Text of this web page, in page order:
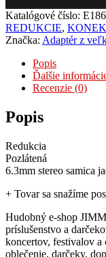
Katalógové číslo:
REDUKCIE,
Značka: Adaptér z
Popis
Ďalšie
Recenzie (0)
Popis
Redukcia
Pozlátená
6.3mm stereo samica
+ Tovar sa snažíme
Hudobný e-shop
príslušenstvo a
koncertov, festivalov
oblečenie, darčeky,